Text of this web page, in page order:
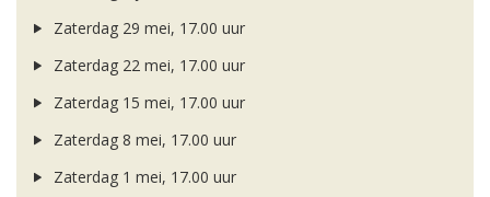
Zaterdag 29 mei, 17.00 uur
Zaterdag 22 mei, 17.00 uur
Zaterdag 15 mei, 17.00 uur
Zaterdag 8 mei, 17.00 uur
Zaterdag 1 mei, 17.00 uur